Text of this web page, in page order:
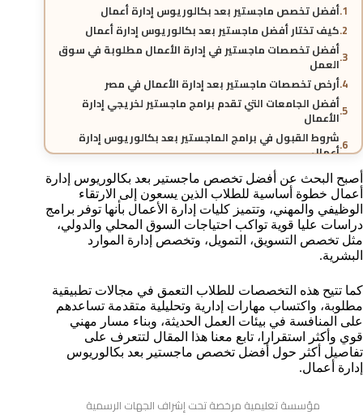
أفضل تخصص ماجستير بعد بكالوريوس إدارة أعمال
كيف تختار أفضل ماجستير بعد بكالوريوس إدارة أعمال
أفضل تخصصات ماجستير في إدارة الأعمال مطلوبة في سوق
العمل
أرخص تخصصات ماجستير بعد إدارة الأعمال في مصر
أفضل الجامعات التي تقدم برامج ماجستير لخريجي إدارة
الأعمال
شروط القبول في برامج الماجستير بعد بكالوريوس إدارة
أعمال
الأوراق المطلوبة للتقديم في ماجستير إدارة الأعمال
والتخصصات المرتبطة به
تكاليف دراسة ماجستير إدارة الأعمال في الجامعات المصرية
والعربية
مدة دراسة الماجستير بعد بكالوريوس إدارة أعمال
هل يمكن دراسة ماجستير بعد بكالوريوس إدارة أعمال عن
فرص العمل بعد الماجستير لخريجي إدارة الأعمال
مواعيد التقديم علي أفضل تخصص ماجستير بعد
بكالوريوس إدارة أعمال
خطوات التسجيل في برامج الماجستير لخريجي إدارة الأعمال
الأسئلة الشائعة حول دراسة الماجستير بعد بكالوريوس
أصبح البحث عن أفضل تخصص ماجستير بعد بكالوريوس إدارة
أعمال خطوة أساسية للطلاب الذين يسعون إلى الارتقاء
الوظيفي والمهني، وتتميز كليات إدارة الأعمال بأنها توفر برامج
دراسات عليا قوية تواكب احتياجات السوق المحلي والدولي،
مثل تخصص التسويق، التمويل، وتخصص إدارة الموارد
البشرية.
كما تتيح هذه التخصصات للطلاب التعمق في مجالات تطبيقية
مطلوبة، واكتساب مهارات إدارية وتحليلية متقدمة تساعدهم
على المنافسة في بيئات العمل الحديثة، وبناء مسار مهني
قوي وأكثر استقرارا، تابع معنا هذا المقال لتتعرف على
تفاصيل أكثر حول أفضل تخصص ماجستير بعد بكالوريوس
إدارة أعمال.
مؤسسة تعليمية مرخصة تحت إشراف الجهات الرسمية